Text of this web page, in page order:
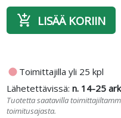
add_shopping_cart LISÄÄ KORIIN
fiber_manual_record Toimittajilla yli 25 kpl
Lähetettävissä:n. 14-25
Tuotetta saatavilla
toimitusajasta.